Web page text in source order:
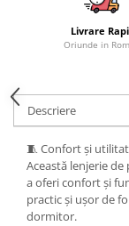
Livrare
Oriunde in
Descriere
🧵 Confort și
Această lenjerie
a oferi confort și
practic și ușor de
dormitor.